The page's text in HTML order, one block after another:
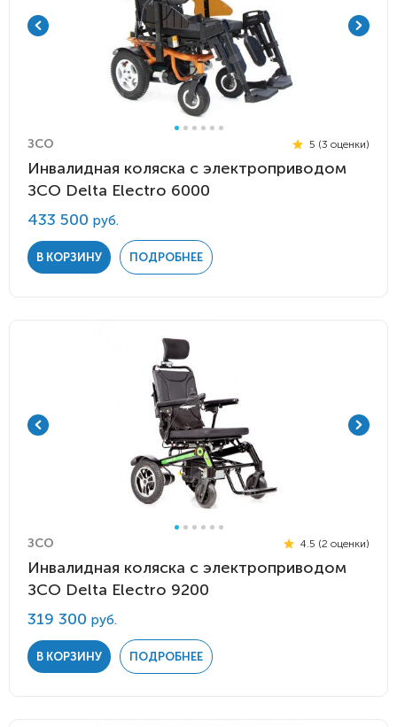
ЗСО 5 (3 оценки)
Инвалидная коляска с электроприводом
ЗСО Delta Electro 6000
433 500 руб.
В КОРЗИНУ ПОДРОБНЕЕ
ЗСО 4.5 (2 оценки)
Инвалидная коляска с электроприводом
ЗСО Delta Electro 9200
319 300 руб.
В КОРЗИНУ ПОДРОБНЕЕ